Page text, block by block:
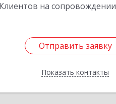
Клиентов на сопровождении
Отправить заявку
Показать контакты
Отправить заявку
Назад